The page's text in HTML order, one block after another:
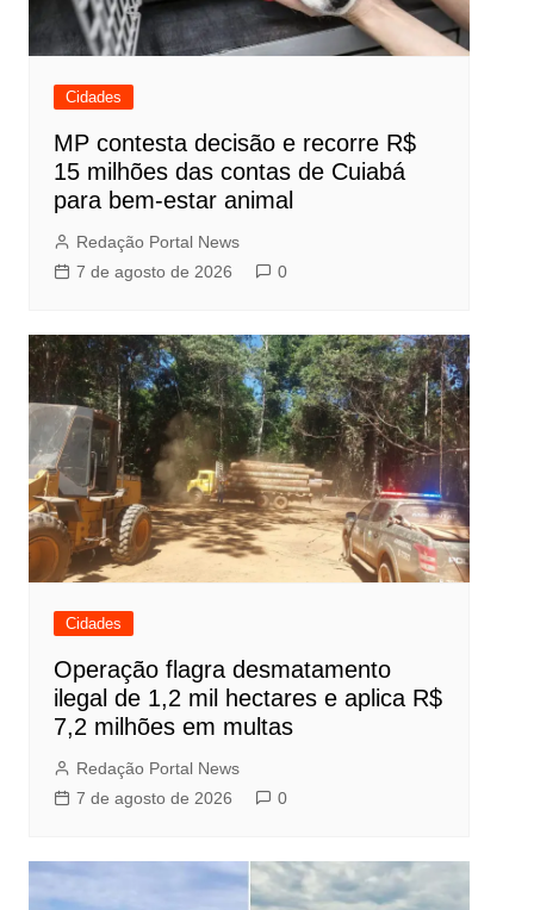
Cidades
MP contesta decisão e recorre R$
15 milhões das contas de Cuiabá
para bem-estar animal
Redação Portal News
7 de agosto de 2026
0
Cidades
Operação flagra desmatamento
ilegal de 1,2 mil hectares e aplica R$
7,2 milhões em multas
Redação Portal News
7 de agosto de 2026
0